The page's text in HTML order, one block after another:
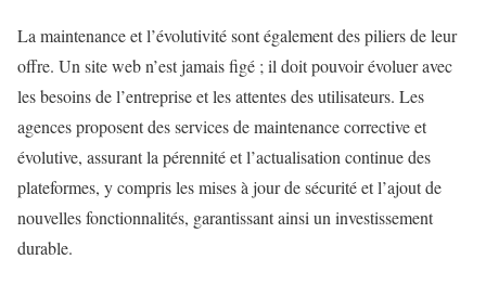
La maintenance et l’évolutivité sont également des piliers de leur
offre. Un site web n’est jamais figé ; il doit pouvoir évoluer avec
les besoins de l’entreprise et les attentes des utilisateurs. Les
agences proposent des services de maintenance corrective et
évolutive, assurant la pérennité et l’actualisation continue des
plateformes, y compris les mises à jour de sécurité et l’ajout de
nouvelles fonctionnalités, garantissant ainsi un investissement
durable.